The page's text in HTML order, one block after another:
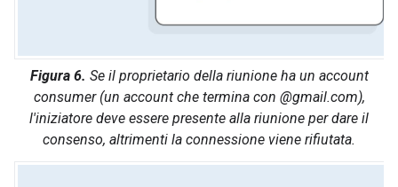
Figura 6. Se il proprietario della riunione ha un account
consumer (un account che termina con @gmail.com),
l'iniziatore deve essere presente alla riunione per dare il
consenso, altrimenti la connessione viene rifiutata.